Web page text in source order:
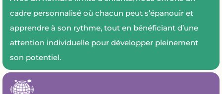
cadre personnalisé où chacun peut s’épanouir et
apprendre à son rythme, tout en bénéficiant d’une
attention individuelle pour développer pleinement
son potentiel.